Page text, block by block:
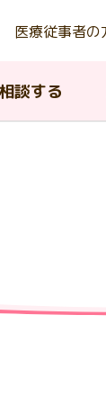
医療従事者の
相談する
39歳）のが
に関する支
がん診療